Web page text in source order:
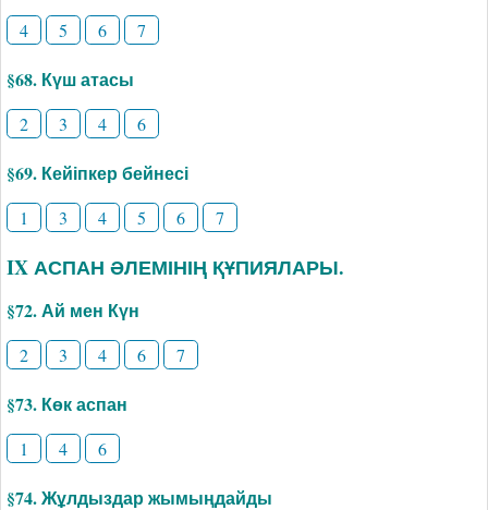
4 5 6 7
§68. Күш атасы
2 3 4 6
§69. Кейіпкер бейнесі
1 3 4 5 6 7
IX АСПАН ӘЛЕМІНІҢ ҚҰПИЯЛАРЫ.
§72. Ай мен Күн
2 3 4 6 7
§73. Көк аспан
1 4 6
§74. Жұлдыздар жымыңдайды